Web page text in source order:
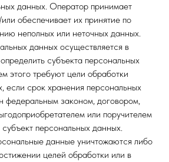
данных. Оператор принимает
обеспечивает их принятие по
неполных или неточных данных.
данных осуществляется в
субъекта персональных
этого требуют цели обработки
если срок хранения персональных
федеральным законом, договором,
или поручителем
субъект персональных данных.
данные уничтожаются либо
целей обработки или в